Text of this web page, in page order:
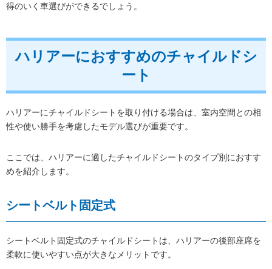
得のいく車選びができるでしょう。
ハリアーにおすすめのチャイルドシ
ート
ハリアーにチャイルドシートを取り付ける場合は、室内空間との相
性や使い勝手を考慮したモデル選びが重要です。
ここでは、ハリアーに適したチャイルドシートのタイプ別におすす
めを紹介します。
シートベルト固定式
シートベルト固定式のチャイルドシートは、ハリアーの後部座席を
柔軟に使いやすい点が大きなメリットです。